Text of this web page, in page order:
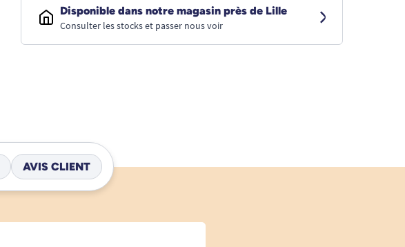
Disponible dans notre magasin près de Lille
Consulter les stocks et passer nous voir
AVIS CLIENT